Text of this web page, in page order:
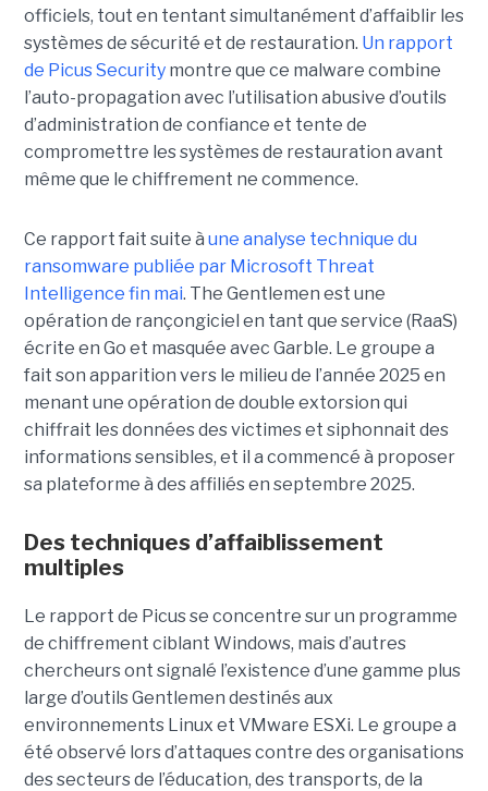
officiels, tout en tentant simultanément d’affaiblir les
systèmes de sécurité et de restauration. Un rapport
de Picus Securitymontre que ce malware combine
l’auto-propagation avec l’utilisation abusive d’outils
d’administration de confiance et tente de
compromettre les systèmes de restauration avant
même que le chiffrement ne commence.
Ce rapport fait suite à une analyse technique du
ransomware publiée par Microsoft Threat
Intelligence fin mai. The Gentlemen est une
opération de rançongiciel en tant que service (RaaS)
écrite en Go et masquée avec Garble. Le groupe a
fait son apparition vers le milieu de l’année 2025 en
menant une opération de double extorsion qui
chiffrait les données des victimes et siphonnait des
informations sensibles, et il a commencé à proposer
sa plateforme à des affiliés en septembre 2025.
Des techniques d’affaiblissement
multiples
Le rapport de Picus se concentre sur un programme
de chiffrement ciblant Windows, mais d’autres
chercheurs ont signalé l’existence d’une gamme plus
large d’outils Gentlemen destinés aux
environnements Linux et VMware ESXi. Le groupe a
été observé lors d’attaques contre des organisations
des secteurs de l’éducation, des transports, de la